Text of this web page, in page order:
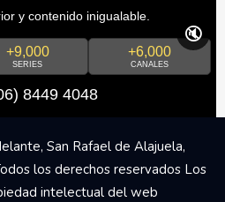
y contenido inigualable.
+9,000
SERIES
+6,000
CANALES
8449 4048
🔇
San Rafael de Alajuela,
los derechos reservados Los
intelectual del web